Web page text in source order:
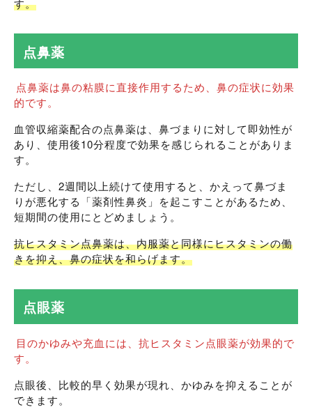
点鼻薬
点鼻薬は鼻の粘膜に直接作用するため、鼻の症状に効果
的です。
血管収縮薬配合の点鼻薬は、鼻づまりに対して即効性が
あり、使用後10分程度で効果を感じられることがありま
す。
ただし、2週間以上続けて使用すると、かえって鼻づま
りが悪化する「薬剤性鼻炎」を起こすことがあるため、
短期間の使用にとどめましょう。
抗ヒスタミン点鼻薬は、内服薬と同様にヒスタミンの働
きを抑え、鼻の症状を和らげます。
点眼薬
目のかゆみや充血には、抗ヒスタミン点眼薬が効果的で
す。
点眼後、比較的早く効果が現れ、かゆみを抑えることが
できます。